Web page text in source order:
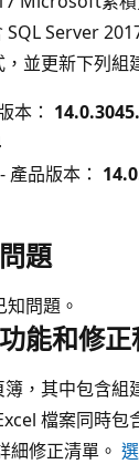
SQL Server
並更新下列組
本：
品版本：
題
問題。
能和修
，其中包含組
檔案同時包
細修正清單。